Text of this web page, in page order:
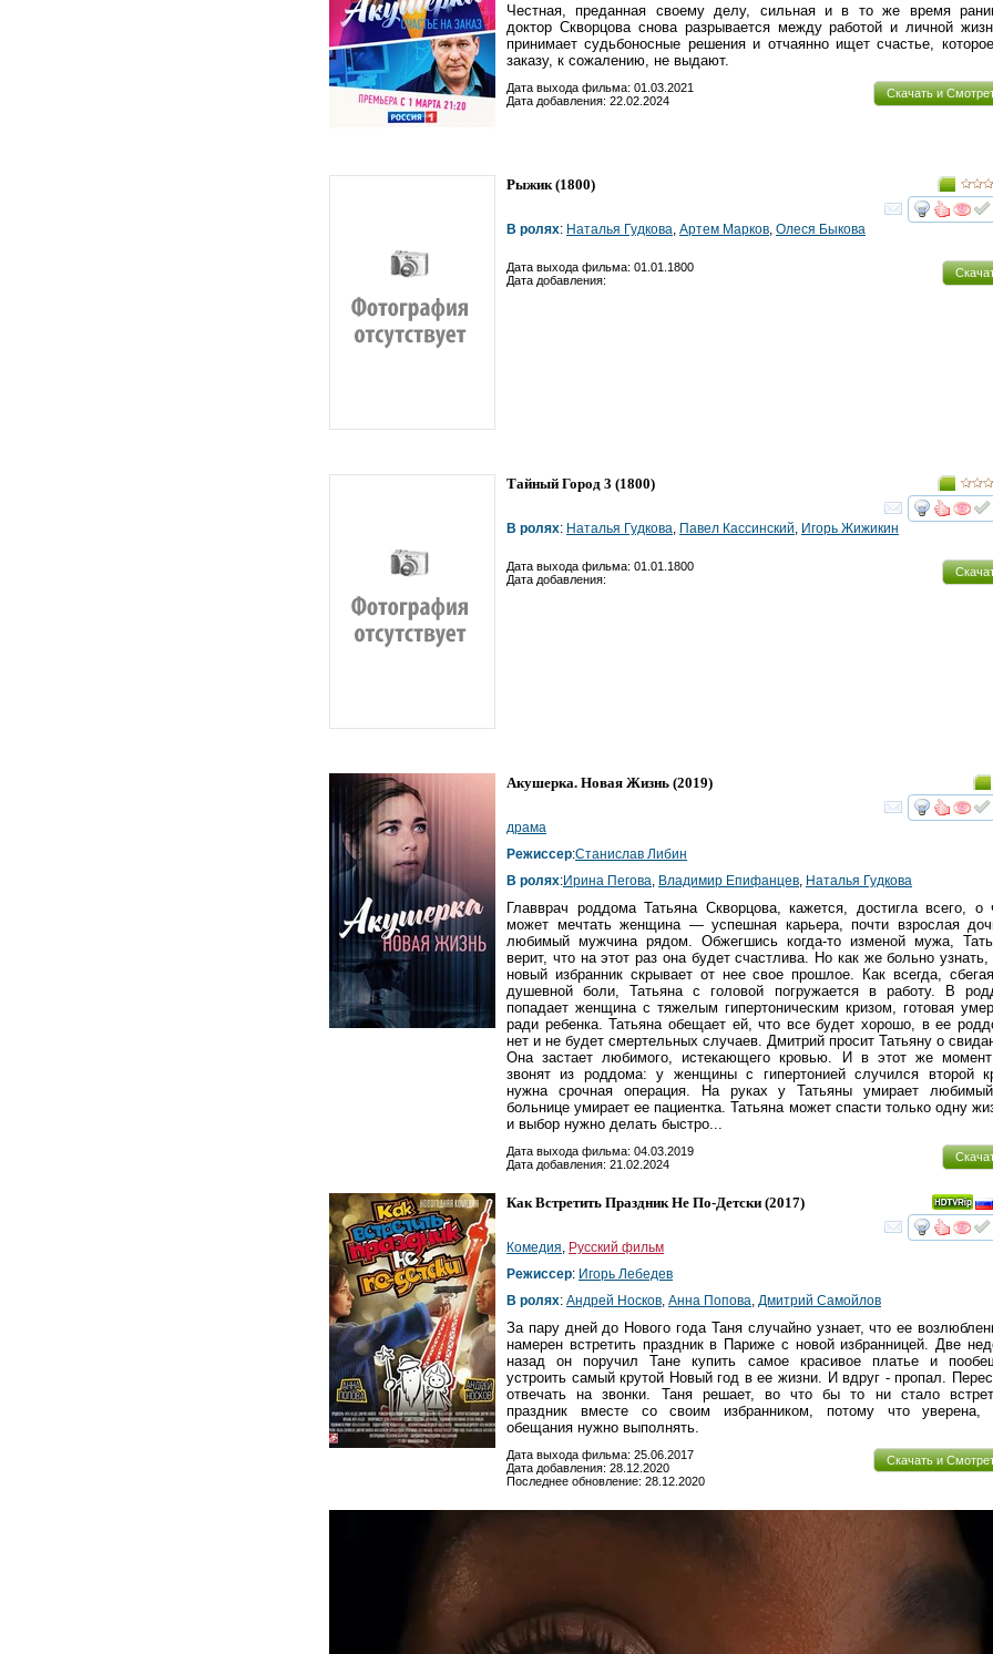
Честная, преданная своему делу, сильная и в то же время
доктор Скворцова снова разрывается между работой и личной
принимает судьбоносные решения и отчаянно ищет счастье,
заказу, к сожалению, не выдают.
Скачать и
Дата выхода фильма: 01.03.2021
Дата добавления: 22.02.2024
Рыжик (1800)
В ролях: Наталья Гудкова, Артем Марков, Олеся Быкова
Дата выхода фильма: 01.01.1800
Дата добавления:
Тайный Город 3 (1800)
В ролях: Наталья Гудкова, Павел Кассинский, Игорь Жижикин
Дата выхода фильма: 01.01.1800
Дата добавления:
Акушерка. Новая Жизнь (2019)
драма
Режиссер:Станислав Либин
В ролях:Ирина Пегова, Владимир Епифанцев, Наталья Гудкова
Главврач роддома Татьяна Скворцова, кажется, достигла всего, о
может мечтать женщина — успешная карьера, почти взрослая
любимый мужчина рядом. Обжегшись когда-то изменой мужа,
верит, что на этот раз она будет счастлива. Но как же больно узнать,
новый избранник скрывает от нее свое прошлое. Как всегда,
душевной боли, Татьяна с головой погружается в работу. В
попадает женщина с тяжелым гипертоническим кризом, готовая
ради ребенка. Татьяна обещает ей, что все будет хорошо, в ее
нет и не будет смертельных случаев. Дмитрий просит Татьяну о
Она застает любимого, истекающего кровью. И в этот же
звонят из роддома: у женщины с гипертонией случился второй
нужна срочная операция. На руках у Татьяны умирает
больнице умирает ее пациентка. Татьяна может спасти только одну
и выбор нужно делать быстро...
Дата выхода фильма: 04.03.2019
Дата добавления: 21.02.2024
Как Встретить Праздник Не По-Детски (2017)
Комедия Русский фильм
Режиссер: Игорь Лебедев
В ролях: Андрей Носков Анна Попова Дмитрий Самойлов
За пару дней до Нового года Таня случайно узнает, что ее
намерен встретить праздник в Париже с новой избранницей. Две
назад он поручил Тане купить самое красивое платье и
устроить самый крутой Новый год в ее жизни. И вдруг - пропал.
отвечать на звонки. Таня решает, во что бы то ни стало
праздник вместе со своим избранником, потому что уверена,
обещания нужно выполнять.
Скачать и
Дата выхода фильма: 25.06.2017
Дата добавления: 28.12.2020
Последнее обновление: 28.12.2020